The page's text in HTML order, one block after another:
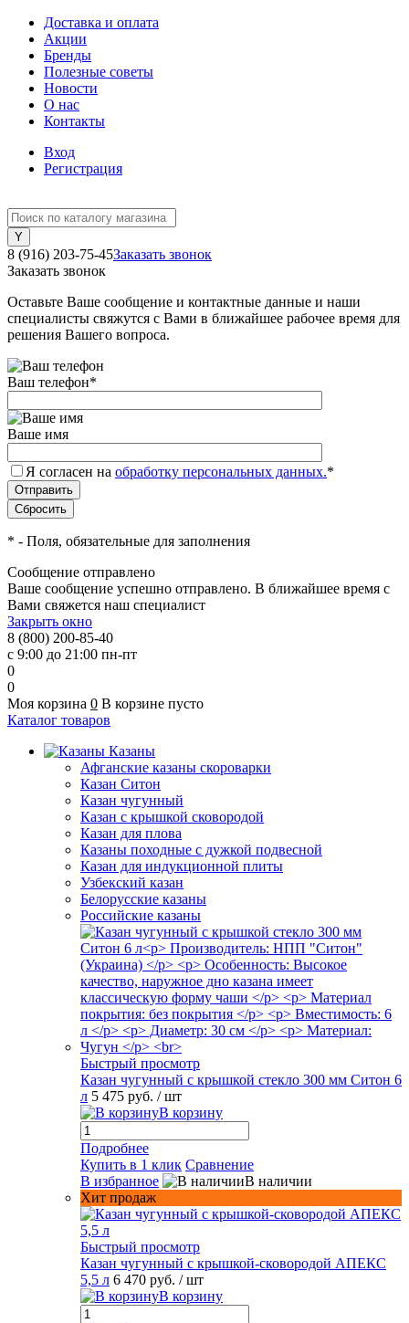
Доставка и оплата
Акции
Бренды
Полезные советы
Новости
О нас
Контакты
Вход
Регистрация
8 (916) 203-75-45Заказать звонок
Заказать звонок
Оставьте Ваше сообщение и контактные данные и наши
специалисты свяжутся с Вами в ближайшее рабочее время для
решения Вашего вопроса.
Ваш телефон*
Ваше имя
Я согласен на обработку персональных данных.*
* - Поля, обязательные для заполнения
Сообщение отправлено
Ваше сообщение успешно отправлено. В ближайшее время с
Вами свяжется наш специалист
Закрыть окно
8 (800) 200-85-40
с 9:00 до 21:00 пн-пт
0
0
Моя корзина 0 В корзине пусто
Каталог товаров
Казаны
Афганские казаны скороварки
Казан Ситон
Казан чугунный
Казан с крышкой сковородой
Казан для плова
Казаны походные с дужкой подвесной
Казан для индукционной плиты
Узбекский казан
Белорусские казаны
Российские казаны
Быстрый просмотр
Казан чугунный с крышкой стекло 300 мм Ситон 6
л 5 475 руб. / шт
В корзину
Подробнее
Купить в 1 клик Сравнение
В избранное
В наличии
Хит продаж
Быстрый просмотр
Казан чугунный с крышкой-сковородой АПЕКС
5,5 л 6 470 руб. / шт
В корзину